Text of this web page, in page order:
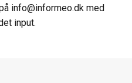
info@informeo.dk med
input.